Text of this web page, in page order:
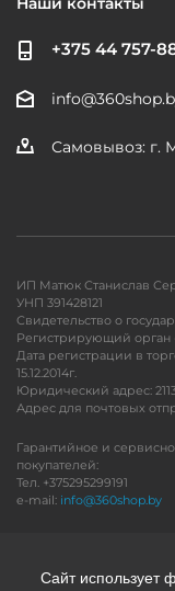
+375 44 757-
Самовывоз: г.
ИП Матюк Станислав
УНП 391428121
Свидетельство о
Регистрирующий
Дата регистрации в
15.12.2014г.
Юридический адрес:
Адрес для почтовых
Гарантийное и
покупателей:
Тел. +375295299191
e-mail: info@360shop.by
Сайт использует